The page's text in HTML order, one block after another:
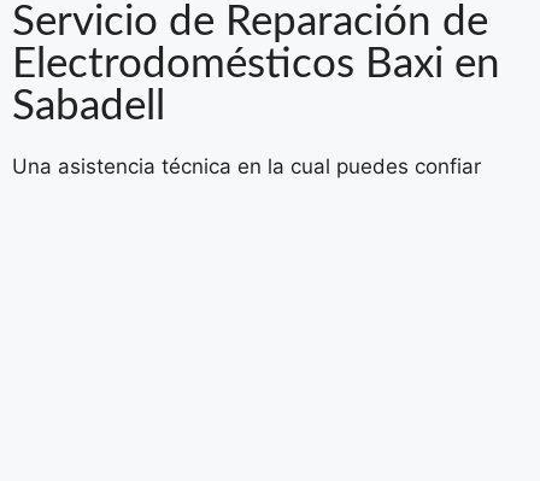
Servicio de Reparación de
Electrodomésticos Baxi en
Sabadell
Una asistencia técnica en la cual puedes confiar